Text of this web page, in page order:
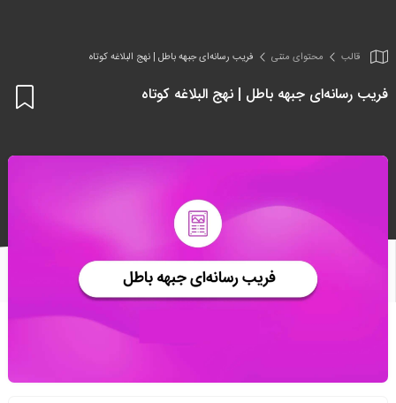
قالب محتوای متنی فریب رسانه‌ای جبهه باطل | نهج البلاغه کوتاه
فریب رسانه‌ای جبهه باطل | نهج البلاغه کوتاه